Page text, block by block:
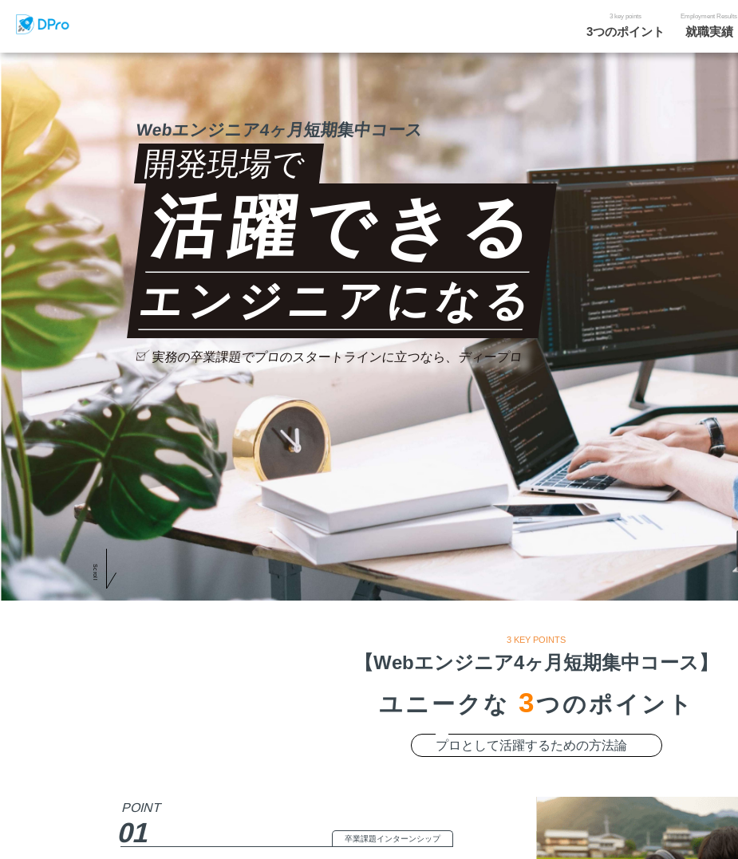
3 key points
3つのポイント
Employment Results
就職実績
Webエンジニア4ヶ月短期集中コース
開発現場で
活躍できる
エンジニアになる
実務の卒業課題でプロのスタートラインに立つなら、ディープロ
Scroll
3 KEY POINTS
【Webエンジニア4ヶ月短期集中コース】
ユニークな 3つのポイント
プロとして活躍するための方法論
POINT
01 卒業課題インターンシップ